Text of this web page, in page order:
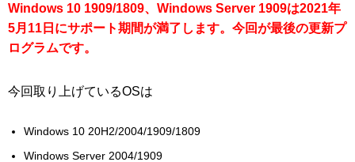
Windows 10 1909/1809、Windows Server 1909は2021年
5月11日にサポート期間が満了します。今回が最後の更新プ
ログラムです。
今回取り上げているOSは
Windows 10 20H2/2004/1909/1809
Windows Server 2004/1909